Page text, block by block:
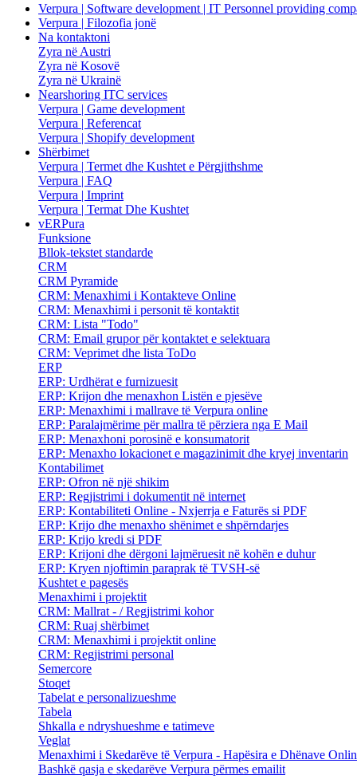
Verpura | Software development | IT Personnel providing
Verpura | Filozofia jonë
Na kontaktoni
Zyra në Austri
Zyra në Kosovë
Zyra në Ukrainë
Nearshoring ITC services
Verpura | Game development
Verpura | Referencat
Verpura | Shopify development
Shërbimet
Verpura | Termet dhe Kushtet e Përgjithshme
Verpura | FAQ
Verpura | Imprint
Verpura | Termat Dhe Kushtet
vERPura
Funksione
Bllok-tekstet standarde
CRM
CRM Pyramide
CRM: Menaxhimi i Kontakteve Online
CRM: Menaxhimi i personit të kontaktit
CRM: Lista "Todo"
CRM: Email grupor për kontaktet e selektuara
CRM: Veprimet dhe lista ToDo
ERP
ERP: Urdhërat e furnizuesit
ERP: Krijon dhe menaxhon Listën e pjesëve
ERP: Menaxhimi i mallrave të Verpura online
ERP: Paralajmërime për mallra të përziera nga E Mail
ERP: Menaxhoni porosinë e konsumatorit
ERP: Menaxho lokacionet e magazinimit dhe kryej inventarin
Kontabilimet
ERP: Ofron në një shikim
ERP: Regjistrimi i dokumentit në internet
ERP: Kontabiliteti Online - Nxjerrja e Faturës si PDF
ERP: Krijo dhe menaxho shënimet e shpërndarjes
ERP: Krijo kredi si PDF
ERP: Krijoni dhe dërgoni lajmëruesit në kohën e duhur
ERP: Kryen njoftimin paraprak të TVSH-së
Kushtet e pagesës
Menaxhimi i projektit
CRM: Mallrat - / Regjistrimi kohor
CRM: Ruaj shërbimet
CRM: Menaxhimi i projektit online
CRM: Regjistrimi personal
Semercore
Stoqet
Tabelat e personalizueshme
Tabela
Shkalla e ndryshueshme e tatimeve
Veglat
Menaxhimi i Skedarëve të Verpura - Hapësira e Dhënave
Bashkë qasja e skedarëve Verpura përmes emailit